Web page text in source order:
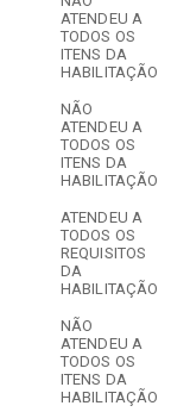
ATENDEU A
TODOS OS
ITENS DA
HABILITAÇÃO
NÃO
ATENDEU A
TODOS OS
ITENS DA
HABILITAÇÃO
ATENDEU A
TODOS OS
REQUISITOS
DA
HABILITAÇÃO
NÃO
ATENDEU A
TODOS OS
ITENS DA
HABILITAÇÃO